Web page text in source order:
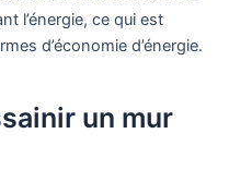
l’énergie, ce qui est
d’économie d’énergie.
un mur